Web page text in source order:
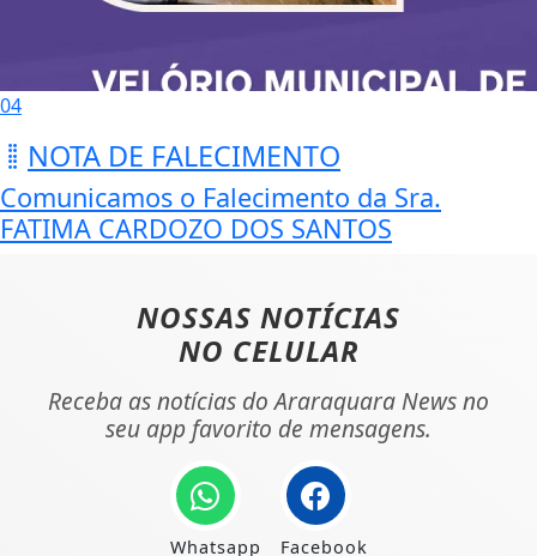
04
NOTA DE FALECIMENTO
Comunicamos o Falecimento da Sra.
FATIMA CARDOZO DOS SANTOS
NOSSAS NOTÍCIAS
NO CELULAR
Receba as notícias do Araraquara News no
seu app favorito de mensagens.
Whatsapp Facebook